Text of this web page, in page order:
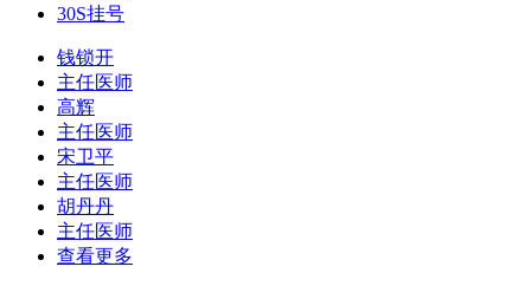
30S挂号
钱锁开
主任医师
高辉
主任医师
宋卫平
主任医师
胡丹丹
主任医师
查看更多